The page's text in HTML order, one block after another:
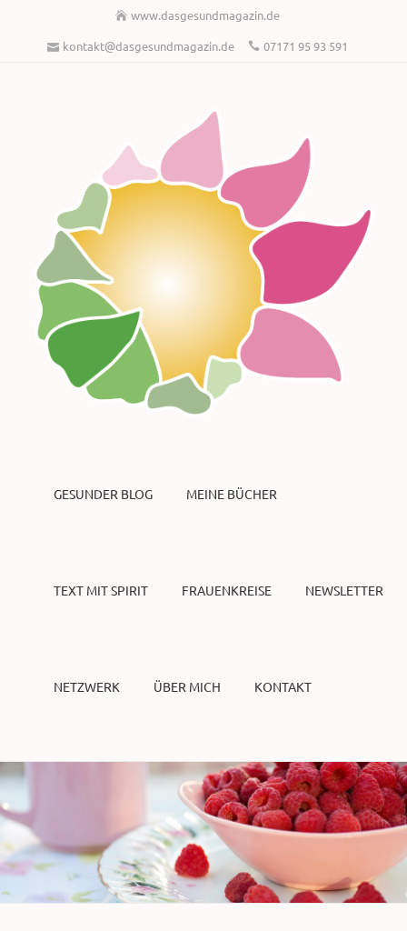
www.dasgesundmagazin.de
kontakt@dasgesundmagazin.de
07171 95 93 591
GESUNDER BLOG MEINE BÜCHER
TEXT MIT SPIRIT FRAUENKREISE NEWSLETTER
NETZWERK ÜBER MICH KONTAKT